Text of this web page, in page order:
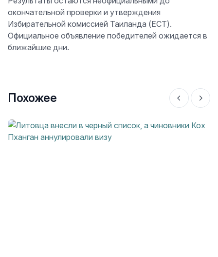
окончательной проверки и утверждения
Избирательной комиссией Таиланда (ECT).
Официальное объявление победителей ожидается в
ближайшие дни.
Похожее